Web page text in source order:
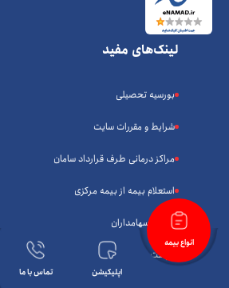
لینک‌های مفید
بورسیه تحصیلی
شرایط و مقررات سایت
مراکز درمانی طرف قرارداد سامان
استعلام بیمه از بیمه مرکزی
پورتال سهامداران
فرصت های شغلی
انواع بیمه
اپلیکیشن تماس با ما